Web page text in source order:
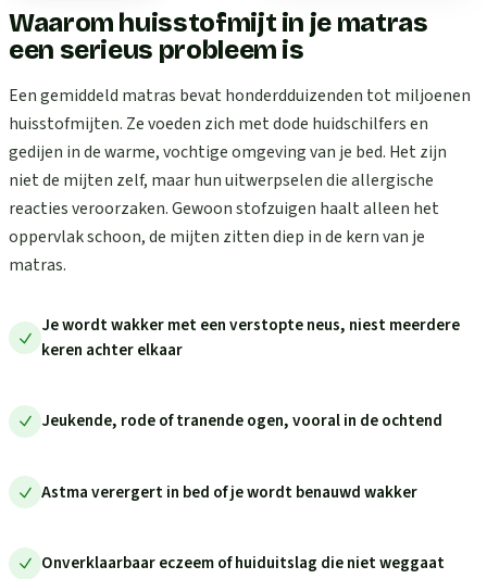
Waarom huisstofmijt in je matras
een serieus probleem is
Een gemiddeld matras bevat honderdduizenden tot miljoenen
huisstofmijten. Ze voeden zich met dode huidschilfers en
gedijen in de warme, vochtige omgeving van je bed. Het zijn
niet de mijten zelf, maar hun uitwerpselen die allergische
reacties veroorzaken. Gewoon stofzuigen haalt alleen het
oppervlak schoon, de mijten zitten diep in de kern van je
matras.
Je wordt wakker met een verstopte neus, niest meerdere
keren achter elkaar
Jeukende, rode of tranende ogen, vooral in de ochtend
Astma verergert in bed of je wordt benauwd wakker
Onverklaarbaar eczeem of huiduitslag die niet weggaat